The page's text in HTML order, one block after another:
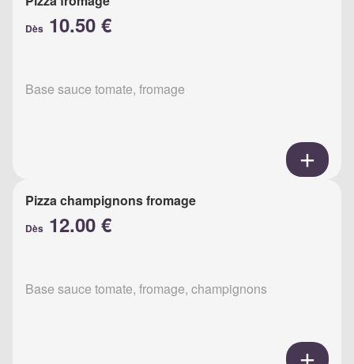
Dès 10.50 €
Base sauce tomate, fromage
Pizza champignons fromage
Dès 12.00 €
Base sauce tomate, fromage, champignons